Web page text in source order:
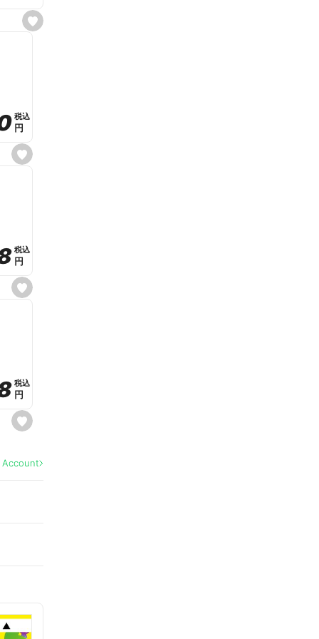
s
e
s
e
e
税込
税込
円
円
s
e
e
税込
税込
円
円
s
e
a
税込
税込
円
円